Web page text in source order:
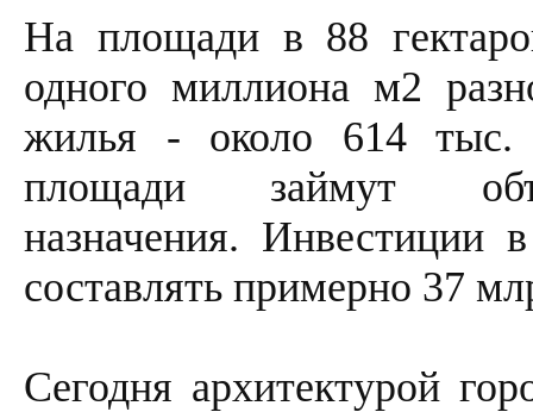
На площади в 88
одного миллиона м2
жилья - около 614 тыс.
площади займут
назначения. Инвестиции
составлять примерно 37
Сегодня архитектурой